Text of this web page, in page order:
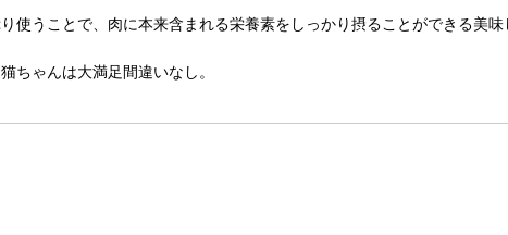
うことで、肉に本来含まれる栄養素をしっかり摂ることができる美味
ちゃんは大満足間違いなし。